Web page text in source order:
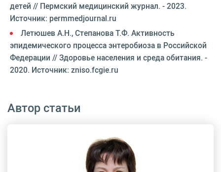
детей // Пермский медицинский журнал. - 2023.
Источник: permmedjournal.ru
Летюшев А.Н., Степанова Т.Ф. Активность
эпидемического процесса энтеробиоза в Российской
Федерации // Здоровье населения и среда обитания. -
2020. Источник: zniso.fcgie.ru
Автор статьи